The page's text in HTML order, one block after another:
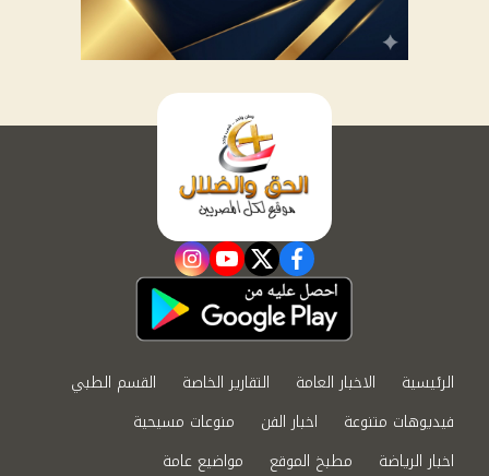
facebook
twitter
youtube
instagram
الرئيسية الاخبار العامة التقارير الخاصة
القسم الطبي
فيديوهات متنوعة
اخبار الفن
منوعات مسيحية
اخبار الرياضة
مطبخ الموقع مواضيع عامة